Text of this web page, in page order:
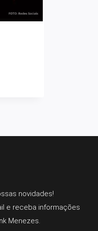
novidades!
e receba informações
Menezes.